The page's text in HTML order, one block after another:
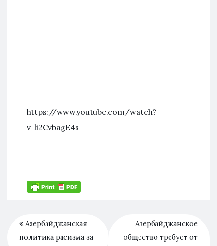
https://www.youtube.com/watch?
v=li2CvbagE4s
Азербайджанская
политика расизма за
Азербайджанское
общество требует от